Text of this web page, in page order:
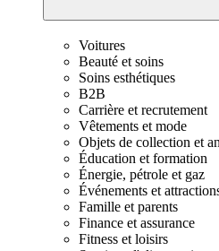
Voitures
Beauté et soins
Soins esthétiques
B2B
Carrière et recrutement
Vêtements et mode
Objets de collection et
Éducation et formation
Énergie, pétrole et gaz
Événements et
Famille et parents
Finance et assurance
Fitness et loisirs